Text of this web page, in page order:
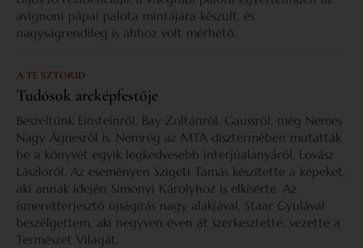
avignoni pápai palota mintájára készült, és
nagyságrendileg is ahhoz volt mérhető.
A TE SZTORID
Tudósok arcképfestője
Beszéltünk Einsteinről, Bay Zoltánról, Gaussról, még Nemes
Nagy Ágnesről is. Nemrég az MTA dísztermében mutatták
be a könyvét egyik legkedvesebb interjúalanyáról, Lovász
Lászlóról. Az eseményen Szigeti Tamás készítette a képeket,
aki annak idején Simonyi Károlyhoz is elkísérte. Az
ismeretterjesztő újságírás nagy alakjával, Staar Gyulával
beszélgettem, aki negyven éven át szerkesztette, vezette a
Természet Világát.